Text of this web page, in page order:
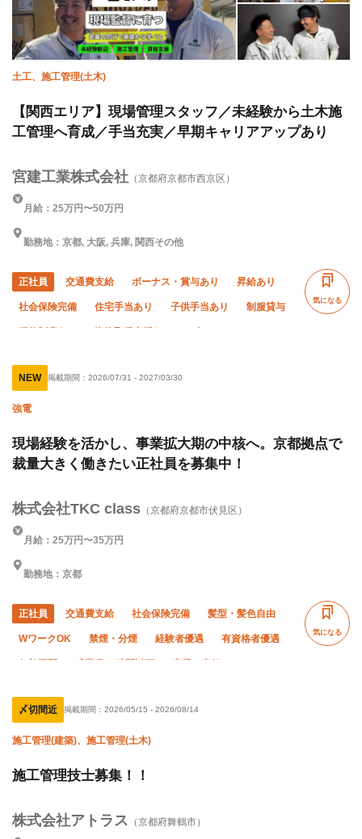
土工、施工管理(土木)
【関西エリア】現場管理スタッフ／未経験から土木施
工管理へ育成／手当充実／早期キャリアアップあり
宮建工業株式会社 （京都府京都市西京区）
月給：25万円〜50万円
勤務地：京都, 大阪, 兵庫, 関西その他
正社員 交通費支給 ボーナス・賞与あり 昇給あり
社会保険完備 住宅手当あり 子供手当あり 制服貸与
50代以上活躍中 夜勤あり 直帰・直行OK
車・バイク通勤OK
気になる
NEW 掲載期間： 2026/07/31 - 2027/03/30
強電
現場経験を活かし、事業拡大期の中核へ。京都拠点で
裁量大きく働きたい正社員を募集中！
株式会社TKC class （京都府京都市伏見区）
月給：25万円〜35万円
勤務地：京都
正社員 交通費支給 社会保険完備 髪型・髪色自由
WワークOK 禁煙・分煙 経験者優遇 有資格者優遇
気になる
〆切間近 掲載期間： 2026/05/15 - 2026/08/14
施工管理(建築)、施工管理(土木)
施工管理技士募集！！
株式会社アトラス （京都府舞鶴市）